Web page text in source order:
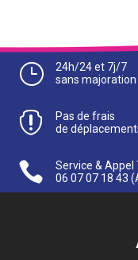
}
24h/24 et 7j/7
sans majoration

Pas de frais
de

Service & Appel
06 07 07 18 43